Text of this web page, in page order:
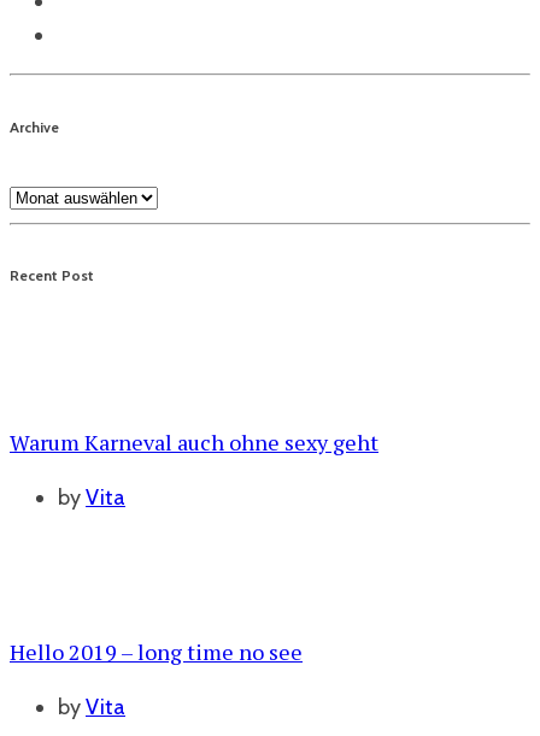
Archive
Archive
Recent Post
Warum Karneval auch ohne sexy geht
byVita
Hello 2019 – long time no see
byVita